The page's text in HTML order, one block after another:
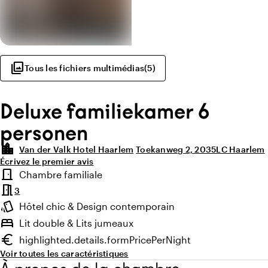
photo_libraryTous les fichiers multimédias(5)
Deluxe familiekamer 6
personen
location_city Van der Valk Hotel Haarlem Toekanweg 2, 2035LC Haarlem
Écrivez le premier avis
Points forts
door_front
Type de chambre
Chambre familiale
meeting_room3
style
Ambiance
Hôtel chic & Design contemporain
bed Lit double & Lits jumeaux
euro
Prix minimum
highlighted.details.formPricePerNight
Voir toutes les caractéristiques